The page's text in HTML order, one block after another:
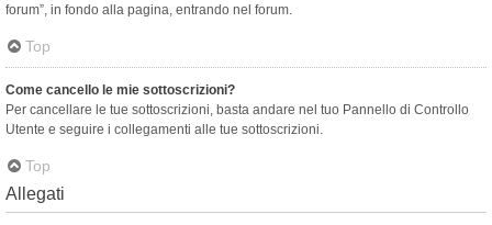
forum”, in fondo alla pagina, entrando nel forum.
Top
Come cancello le mie sottoscrizioni?
Per cancellare le tue sottoscrizioni, basta andare nel tuo Pannello di Controllo
Utente e seguire i collegamenti alle tue sottoscrizioni.
Top
Allegati